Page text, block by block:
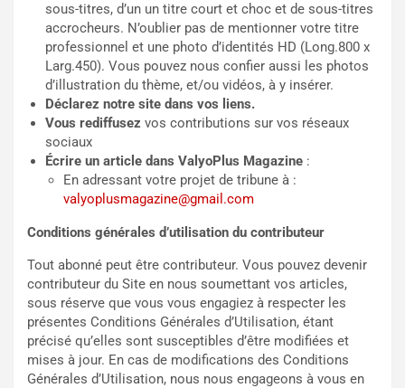
sous-titres, d’un un titre court et choc et de sous-titres
accrocheurs. N’oublier pas de mentionner votre titre
professionnel et une photo d’identités HD (Long.800 x
Larg.450). Vous pouvez nous confier aussi les photos
d’illustration du thème, et/ou vidéos, à y insérer.
Déclarez notre site dans vos liens.
Vous rediffusez vos contributions sur vos réseaux
sociaux
Écrire un article dans ValyoPlus Magazine :
En adressant votre projet de tribune à :
valyoplusmagazine@gmail.com
Conditions générales d’utilisation du contributeur
Tout abonné peut être contributeur. Vous pouvez devenir
contributeur du Site en nous soumettant vos articles,
sous réserve que vous vous engagiez à respecter les
présentes Conditions Générales d’Utilisation, étant
précisé qu’elles sont susceptibles d’être modifiées et
mises à jour. En cas de modifications des Conditions
Générales d’Utilisation, nous nous engageons à vous en